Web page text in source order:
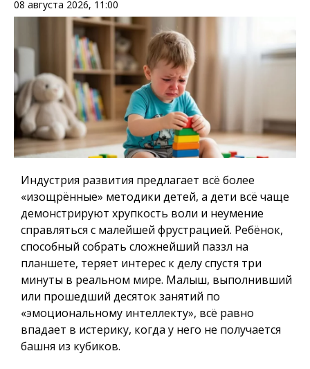
08 августа 2026, 11:00
Индустрия развития предлагает всё более
«изощрённые» методики детей, а дети всё чаще
демонстрируют хрупкость воли и неумение
справляться с малейшей фрустрацией. Ребёнок,
способный собрать сложнейший паззл на
планшете, теряет интерес к делу спустя три
минуты в реальном мире. Малыш, выполнивший
или прошедший десяток занятий по
«эмоциональному интеллекту», всё равно
впадает в истерику, когда у него не получается
башня из кубиков.